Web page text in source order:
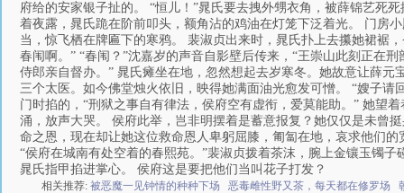
府给的安家银子扯的。 “恒儿！”晁氏要去拽外甥衣角，被薛锦艺死
着夜露，晁氏跪在阶前叩头，额角沾的鸡油在灯笼下泛着光。 门房
当，惊飞栖在牌匾下的寒鸦。 裴淑贞出来时，晁氏扑上去攥她裙裾
春闱啊。” “春闱？”沈嘉岁的声音自影壁后传来，“王崇山此刻正
侍郎亲自督办。” 晁氏瘫坐在地，忽然想起去岁寒冬。她故意让薛
三个太医。如今佛堂烛火依旧，映得她满面油光愈发可憎。 “嫂子
门时掐的，“刑狱之事自有律法，侯府空有虚衔，爱莫能助。” 她望
涌，放声大哭。 侯府此举，岂非明摆着是蓄意报复？她仅仅是未曾
命之恩，现在却让她这位救命恩人卑躬屈膝，匍匐在地，哀求他们
“侯府在城南有处空着的春熙苑。”裴淑贞拨着茶沫，腕上金镶玉镯
晁氏指甲掐进掌心。 侯府这是要把他们当叫花子打发？
相关推荐: 被恶魔一见钟情的种种下场 恶毒雌性野又茶，每天都在修罗场